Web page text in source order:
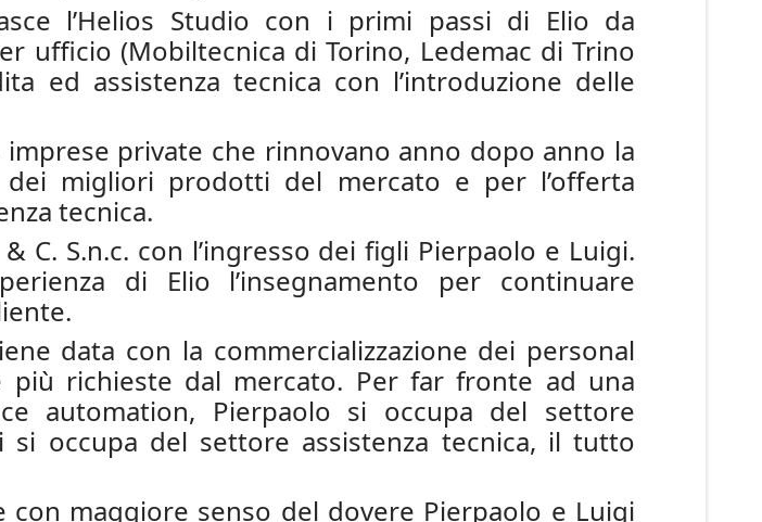
l’Helios Studio con i primi passi di Elio da
ufficio (Mobiltecnica di Torino, Ledemac di Trino
ed assistenza tecnica con l’introduzione delle
private che rinnovano anno dopo anno la
dei migliori prodotti del mercato e per l’offerta
tecnica.
C. S.n.c. con l’ingresso dei figli Pierpaolo e Luigi.
di Elio l’insegnamento per continuare
data con la commercializzazione dei personal
richieste dal mercato. Per far fronte ad una
automation, Pierpaolo si occupa del settore
occupa del settore assistenza tecnica, il tutto
maggiore senso del dovere Pierpaolo e Luigi